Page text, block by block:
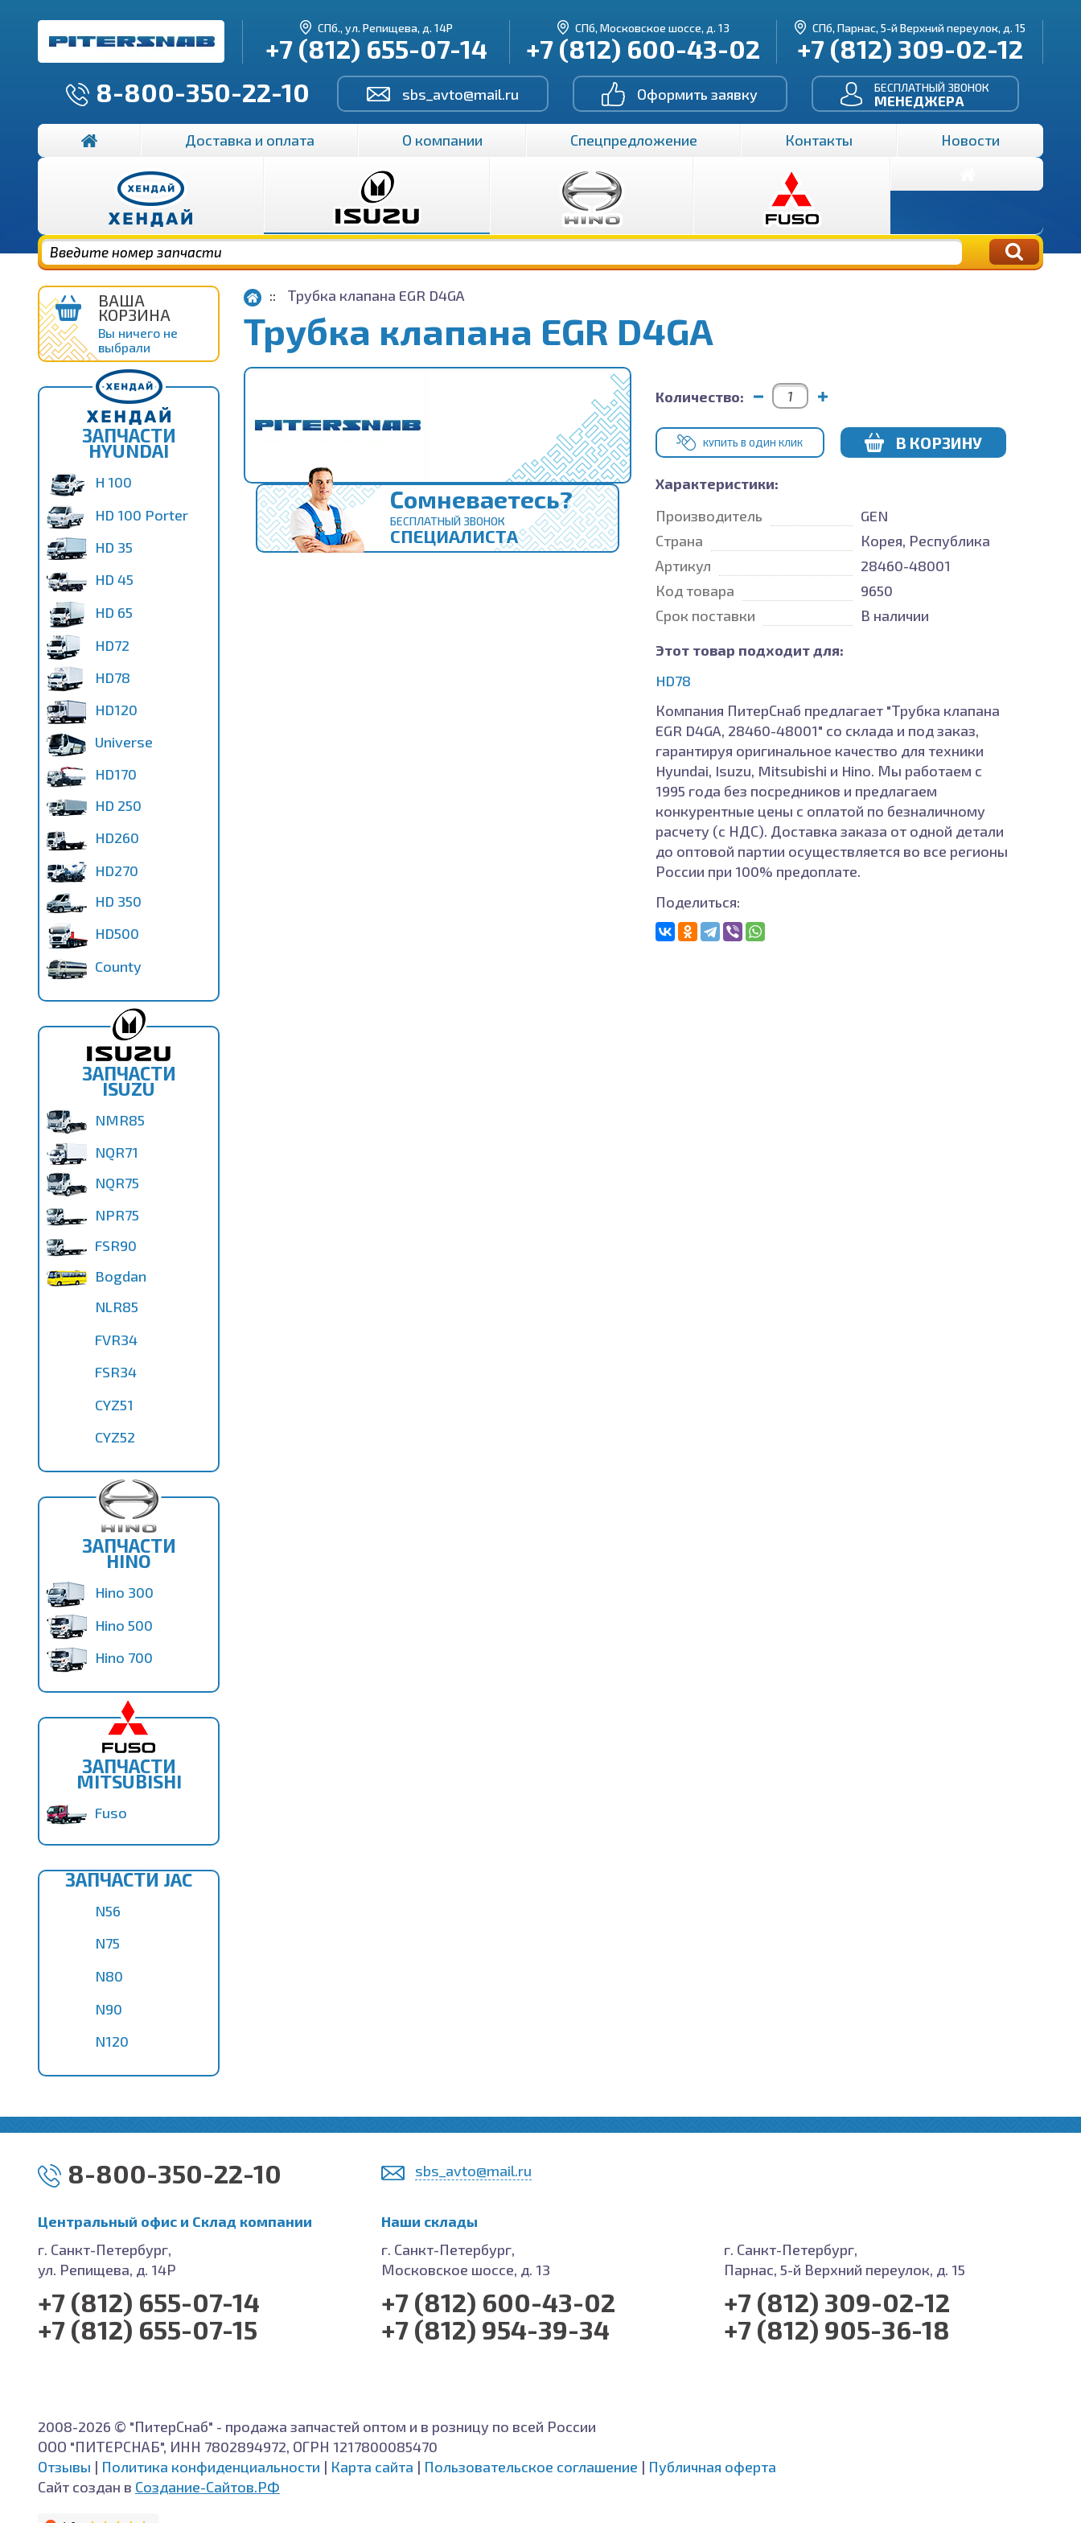
СПб., ул. Репищева, д. 14Р
+7 (812) 655-07-14
СПб, Московское шоссе, д. 13
+7 (812) 600-43-02
СПб, Парнас, 5-й Верхний переулок, д. 15
+7 (812) 309-02-12
8-800-350-22-10
sbs_avto@mail.ru Оформить заявку БЕСПЛАТНЫЙ ЗВОНОК
МЕНЕДЖЕРА
Доставка и оплата О компании Спецпредложение Контакты Новости
ВАША
КОРЗИНА
Вы ничего не
выбрали
ЗАПЧАСТИ
HYUNDAI
H 100
HD 100 Porter
HD 35
HD 45
HD 65
HD72
HD78
HD120
Universe
HD170
HD 250
HD260
HD270
HD 350
HD500
County
ЗАПЧАСТИ
ISUZU
NMR85
NQR71
NQR75
NPR75
FSR90
Bogdan
NLR85
FVR34
FSR34
CYZ51
CYZ52
ЗАПЧАСТИ
HINO
Hino 300
Hino 500
Hino 700
ЗАПЧАСТИ
MITSUBISHI
Fuso
ЗАПЧАСТИ JAC
N56
N75
N80
N90
N120
Трубка клапана EGR D4GA
Трубка клапана EGR D4GA
Сомневаетесь?
БЕСПЛАТНЫЙ ЗВОНОК
СПЕЦИАЛИСТА
Количество:
КУПИТЬ В ОДИН КЛИК В КОРЗИНУ
Характеристики:
Производитель
GEN
Страна
Корея, Республика
Артикул
28460-48001
Код товара
9650
Срок поставки
В наличии
Этот товар подходит для:
HD78
Компания ПитерСнаб предлагает "Трубка клапана
EGR D4GA, 28460-48001" со склада и под заказ,
гарантируя оригинальное качество для техники
Hyundai, Isuzu, Mitsubishi и Hino. Мы работаем с
1995 года без посредников и предлагаем
конкурентные цены с оплатой по безналичному
расчету (с НДС). Доставка заказа от одной детали
до оптовой партии осуществляется во все регионы
России при 100% предоплате.
Поделиться:
8-800-350-22-10 sbs_avto@mail.ru
Центральный офис и Cклад компании
г. Санкт-Петербург,
ул. Репищева, д. 14Р
+7 (812) 655-07-14
+7 (812) 655-07-15
Наши склады
г. Санкт-Петербург,
Московское шоссе, д. 13
+7 (812) 600-43-02
+7 (812) 954-39-34
г. Санкт-Петербург,
Парнас, 5-й Верхний переулок, д. 15
+7 (812) 309-02-12
+7 (812) 905-36-18
2008-2026 © "ПитерСнаб" - продажа запчастей оптом и в розницу по всей России
ООО "ПИТЕРСНАБ", ИНН 7802894972, ОГРН 1217800085470
Отзывы | Политика конфиденциальности | Карта сайта | Пользовательское соглашение | Публичная оферта
Сайт создан в Создание-Сайтов.РФ